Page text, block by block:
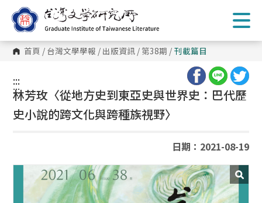
到
主
內
容 首頁 / 台灣文學學報 / 出版資訊 / 第38期 / 刊載篇目
:::
:::
林芳玫〈從地方史到東亞史與世界史：巴代歷
史小說的跨文化與跨種族視野〉
日期：2021-08-19